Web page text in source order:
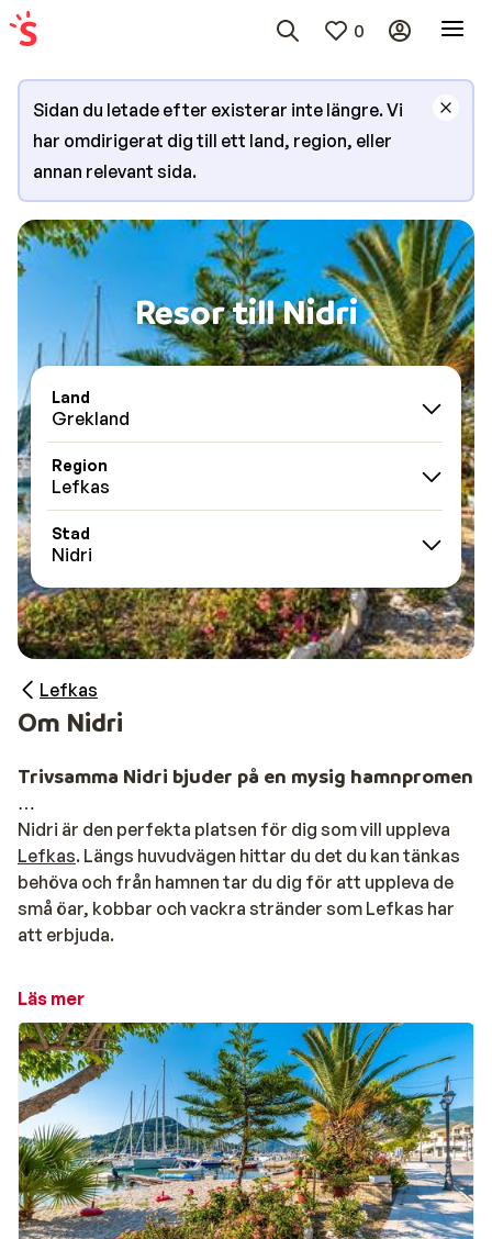
0
Sidan du letade efter existerar inte längre. Vi
har omdirigerat dig till ett land, region, eller
annan relevant sida.
Resor till Nidri
Land
Grekland
Region
Lefkas
Stad
Nidri
Lefkas
Om Nidri
Trivsamma Nidri bjuder på en mysig
Nidri är den perfekta platsen för dig som vill uppleva
Lefkas. Längs huvudvägen hittar du det du kan tänkas
behöva och från hamnen tar du dig för att uppleva de
små öar, kobbar och vackra stränder som Lefkas har
att erbjuda.
Stränderna är små och består mestadels av
pinjeträd som reser sig ovanför vattenbrynet. Längs
den mysiga hamnpromenaden ligger restauranger och
kaféer sida vid sida där du njuter av färskfångad fisk
och skaldjur.
Restauranger och uteliv i Nidri
I den gemytliga hamnen ligger många restauranger,
tavernor och caféer. Längs den trafikerade
Läs mer